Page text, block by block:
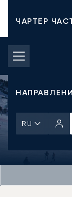
ЧАРТЕР
СТОИМОСТЬ
ЧАСТНЫЕ
RU